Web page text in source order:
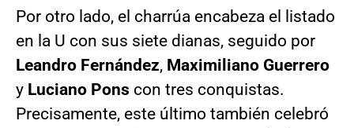
Por otro lado, el charrúa encabeza el listado
en la U con sus siete dianas, seguido por
Leandro Fernández, Maximiliano Guerrero
y Luciano Pons con tres conquistas.
Precisamente, este último también celebró